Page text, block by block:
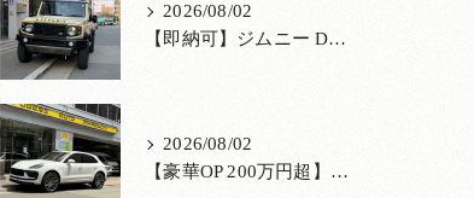
2026/08/02
【即納可】ジムニー DAMD「little D.」コンプリート！登録済未使用車あり
2026/08/02
【豪華OP 200万円超】極上のポルシェ マカンが入荷！注目のオプション装備